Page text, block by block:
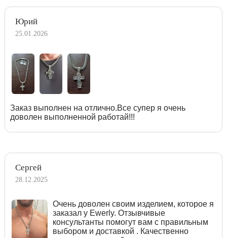
Юрий
25.01.2026
Заказ выполнен на отлично.Все супер я очень
доволен выполненной работай!!!
Сергей
28.12.2025
Очень доволен своим изделием, которое я
заказал у Ewerly. Отзывчивые
консультанты помогут вам с правильным
выбором и доставкой . Качественно